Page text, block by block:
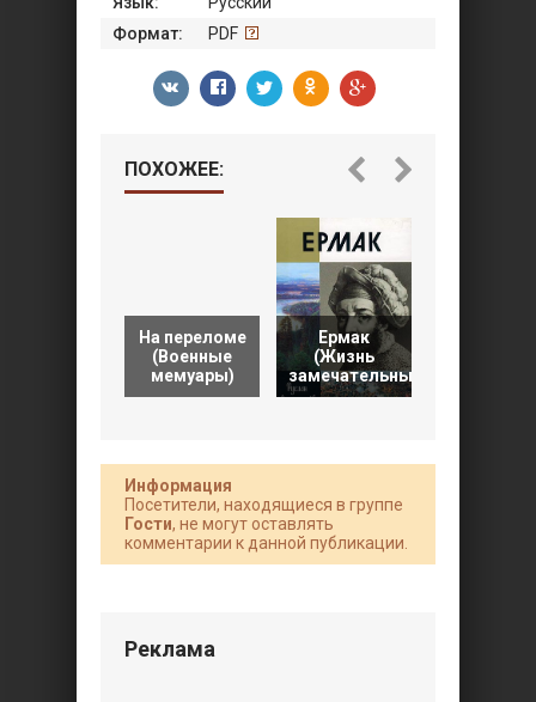
Формат:
PDF
ПОХОЖЕЕ:
На переломе
(Военные
мемуары)
Ермак
(Жизнь
замечательных
Информация
Посетители, находящиеся в группе
Гости, не могут оставлять
комментарии к данной публикации.
Реклама